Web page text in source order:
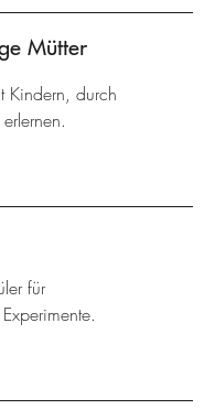
Mütter
Kindern, durch
für